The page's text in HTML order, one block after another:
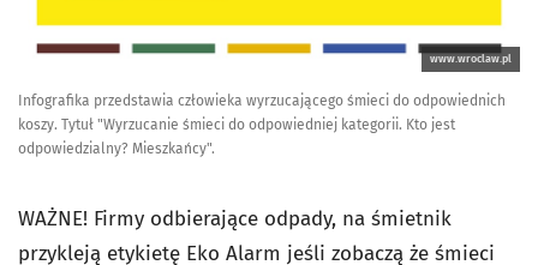
www.wroclaw.pl
Infografika przedstawia człowieka wyrzucającego śmieci do odpowiednich
koszy. Tytuł "Wyrzucanie śmieci do odpowiedniej kategorii. Kto jest
odpowiedzialny? Mieszkańcy".
WAŻNE! Firmy odbierające odpady, na śmietnik
przykleją etykietę Eko Alarm jeśli zobaczą że śmieci